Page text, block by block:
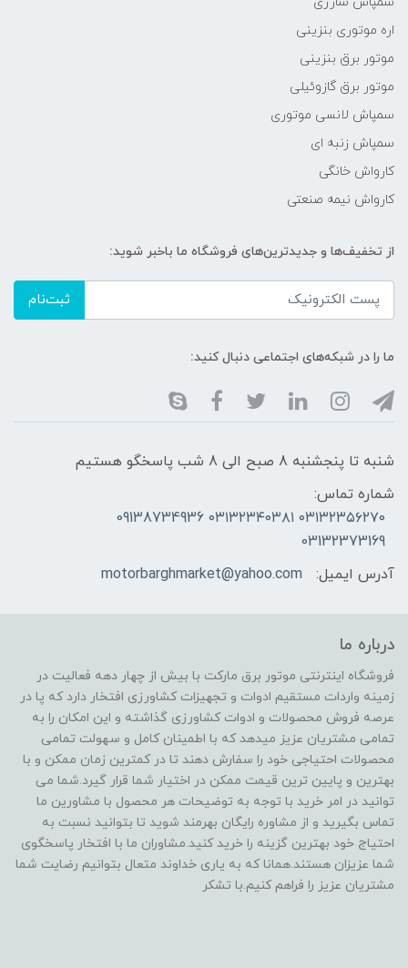
اره موتوری بنزینی
موتور برق بنزینی
موتور برق گازوئیلی
سمپاش لانسی موتوری
سمپاش زنبه ای
کارواش خانگی
کارواش نیمه صنعتی
از تخفیف‌ها و جدیدترین‌های فروشگاه ما باخبر شوید:
ثبت‌نام
ما را در شبکه‌های اجتماعی دنبال کنید:
شنبه تا پنجشنبه 8 صبح الی 8 شب پاسخگو هستیم
شماره تماس:
۰۳۱۳۲۳۵۶۲۷۰ ۰۳۱۳۲۳۴۰۳۸۱ 09138734936
03132373169
آدرس ایمیل:
motorbarghmarket@yahoo.com
درباره ما
فروشگاه اینترنتی موتور برق مارکت با بیش از چهار دهه فعالیت در
زمینه واردات مستقیم ادوات و تجهیزات کشاورزی افتخار دارد که پا در
عرصه فروش محصولات و ادوات کشاورزی گذاشته و این امکان را به
تمامی مشتریان عزیز میدهد که با اطمینان کامل و سهولت تمامی
محصولات احتیاجی خود را سفارش دهند تا در کمترین زمان ممکن و با
بهترین و پایین ترین قیمت ممکن در اختیار شما قرار گیرد.شما می
توانید در امر خرید با توجه به توضیحات هر محصول با مشاورین ما
تماس بگیرید و از مشاوره رایگان بهرمند شوید تا بتوانید نسبت به
احتیاج خود بهترین گزینه را خرید کنید.مشاوران ما با افتخار پاسخگوی
شما عزیزان هستند.همانا که به یاری خداوند متعال بتوانیم رضایت شما
مشتریان عزیز را فراهم کنیم.با تشکر